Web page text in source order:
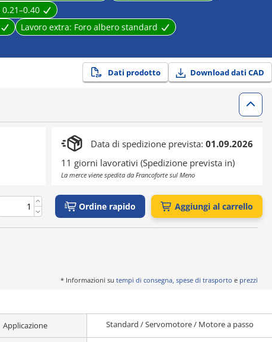
0.21–0.40
Lavoro extra: Foro albero standard
Dati prodotto Download dati CAD
Data di spedizione prevista: 01.09.2026
11 giorni lavorativi (Spedizione prevista in)
La merce viene spedita da Francoforte sul Meno
Ordine rapido Aggiungi al carrello
* Informazioni su tempi di consegna, spese di trasporto e prezzi
Applicazione Standard / Servomotore / Motore a passo